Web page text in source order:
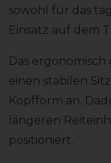
sowohl für das
Einsatz auf dem
Das
einen stabilen
Kopfform an.
längeren
positioniert.